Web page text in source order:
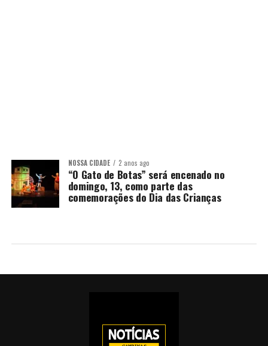
NOSSA CIDADE 2 anos ago
“O Gato de Botas” será encenado no
domingo, 13, como parte das
comemorações do Dia das Crianças